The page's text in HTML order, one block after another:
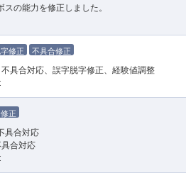
の能力を修正しました。
修正 不具合修正
具合対応、誤字脱字修正、経験値調整
正
具合対応
合対応